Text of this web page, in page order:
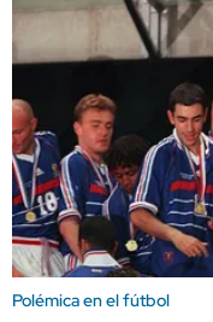
Polémica en el fútbol